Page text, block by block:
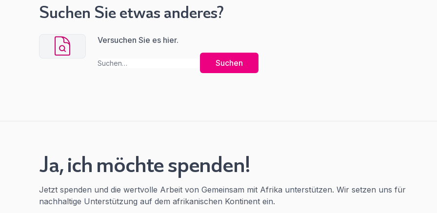
Suchen Sie etwas anderes?
Versuchen Sie es hier.
Suchen
Ja, ich möchte spenden!
Jetzt spenden und die wertvolle Arbeit von Gemeinsam mit Afrika unterstützen. Wir setzen uns für
nachhaltige Unterstützung auf dem afrikanischen Kontinent ein.